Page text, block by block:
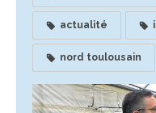
actualité
nord toulousain